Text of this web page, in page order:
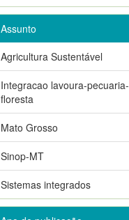
Assunto
Agricultura Sustentável
Integracao lavoura-pecuaria-
floresta
Mato Grosso
Sinop-MT
Sistemas integrados